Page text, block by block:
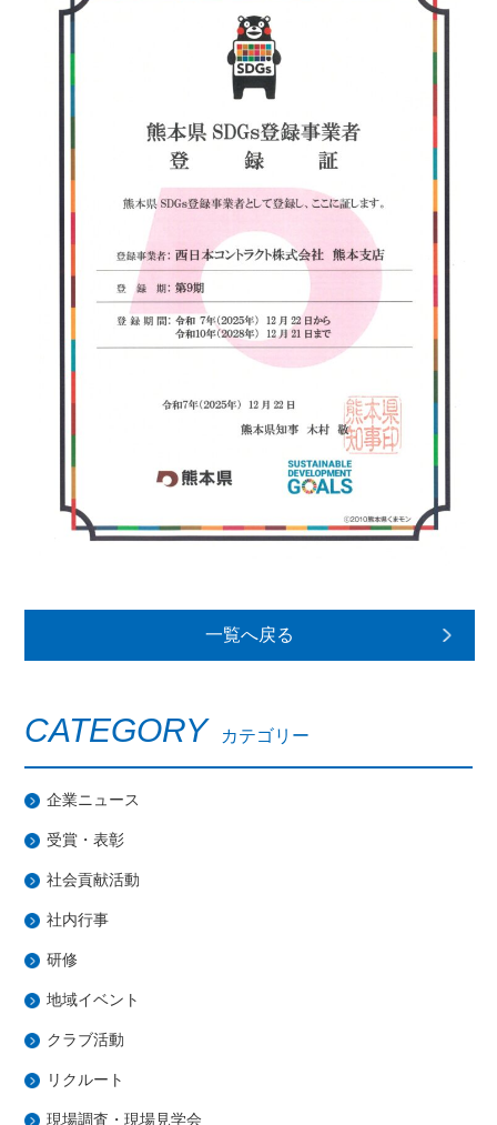
一覧へ戻る
CATEGORY カテゴリー
企業ニュース
受賞・表彰
社会貢献活動
社内行事
研修
地域イベント
クラブ活動
リクルート
現場調査・現場見学会